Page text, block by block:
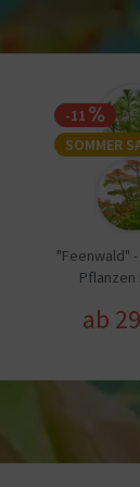
-11
SOMMER
"Feenwald"
Pflanzen
ab